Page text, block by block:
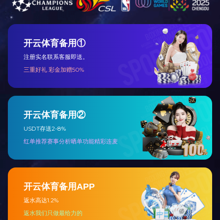
用赞美拉近人与人之间的距离
嗑瓜子理论——员工激励与管理
全球装备制造业的发展趋势方向
拓普斯智能科技质量是企业生存...
联系米兰网站_米兰网页版
(China)官方网站
了解更多详细信息，请致电
186-6390-3357
4008003375
方网站咨询
在线咨询
2、该生产线可满
3、生产工艺：卷
品下线；
4、我司在该领域
问题。
上一篇：已经没有了
客服1